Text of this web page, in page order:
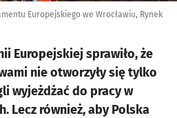
Europejskiego we Wrocławiu, Rynek
Europejskiej sprawiło, że
nie otworzyły się tylko
wyjeżdżać do pracy w
Lecz również, aby Polska